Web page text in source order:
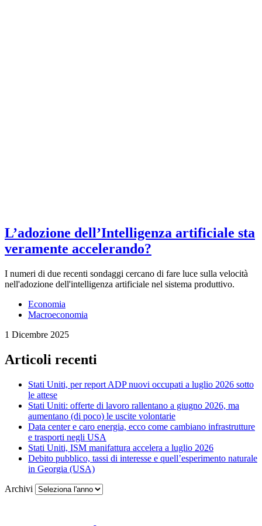
L’adozione dell’Intelligenza artificiale sta
veramente accelerando?
I numeri di due recenti sondaggi cercano di fare luce sulla velocità
nell'adozione dell'intelligenza artificiale nel sistema produttivo.
Economia
Macroeconomia
1 Dicembre 2025
Articoli recenti
Stati Uniti, per report ADP nuovi occupati a luglio 2026 sotto
le attese
Stati Uniti: offerte di lavoro rallentano a giugno 2026, ma
aumentano (di poco) le uscite volontarie
Data center e caro energia, ecco come cambiano infrastrutture
e trasporti negli USA
Stati Uniti, ISM manifattura accelera a luglio 2026
Debito pubblico, tassi di interesse e quell’esperimento naturale
in Georgia (USA)
Archivi